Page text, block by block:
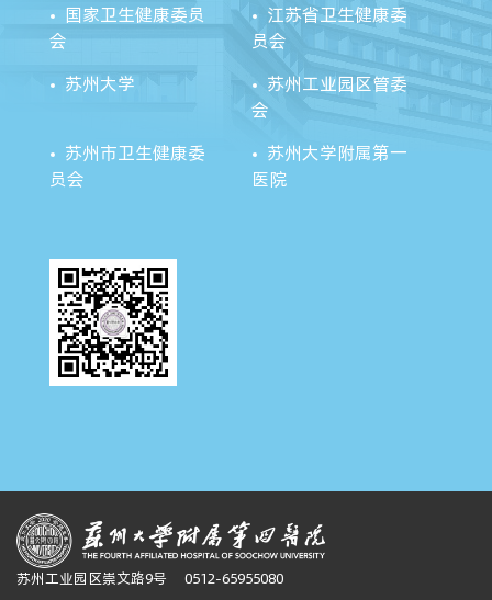
国家卫生健康委员
会
江苏省卫生健康委
员会
苏州大学
苏州工业园区管委
会
苏州市卫生健康委
员会
苏州大学附属第一
医院
苏州工业园区崇文路9号
0512-65955080